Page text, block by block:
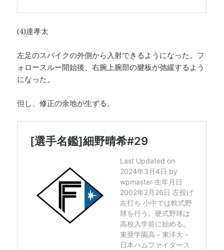
(4)達孝太
左足のスパイクの外側から入射できるようになった。フ
ォロースルー開始後、右腕上腕部の腱板が弛緩するよう
になった。
但し、修正の余地が生ずる。